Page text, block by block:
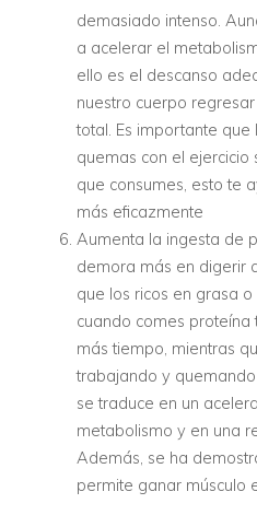
demasiado intenso.
a acelerar el
ello es el descanso
nuestro cuerpo
total. Es importante
quemas con el
que consumes, esto te
más eficazmente
Aumenta la ingesta de
demora más en digerir
que los ricos en grasa
cuando comes proteína
más tiempo, mientras
trabajando y
se traduce en un
metabolismo y en una
Además, se ha
permite ganar músculo